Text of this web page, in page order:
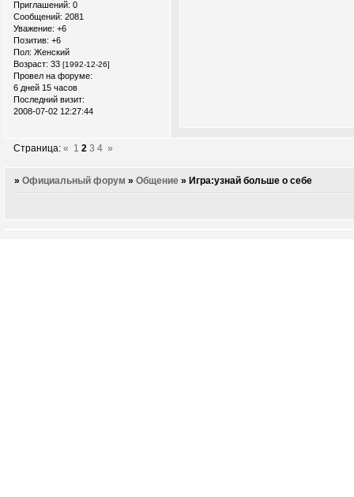
Приглашений: 0
Сообщений: 2081
Уважение: +6
Позитив: +6
Пол: Женский
Возраст: 33 [1992-12-26]
Провел на форуме:
6 дней 15 часов
Последний визит:
2008-07-02 12:27:44
Страница:« 1 2 3 4 »
»Официальный форум »Общение » Игра:узнай больше о себе